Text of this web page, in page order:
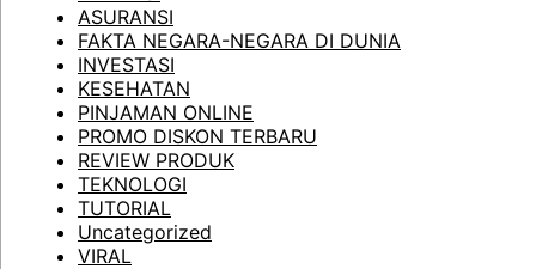
ASURANSI
FAKTA NEGARA-NEGARA DI DUNIA
INVESTASI
KESEHATAN
PINJAMAN ONLINE
PROMO DISKON TERBARU
REVIEW PRODUK
TEKNOLOGI
TUTORIAL
Uncategorized
VIRAL